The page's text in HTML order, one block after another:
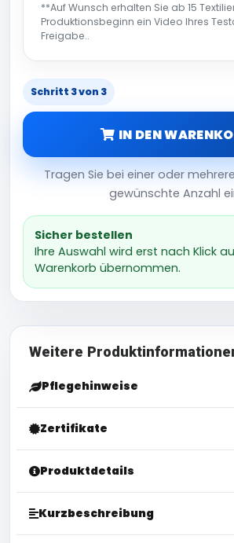
**Auf Wunsch erhalten Sie ab 15
Produktionsbeginn ein Video Ihres
Freigabe..
Schritt 3 von 3
IN DEN
Tragen Sie bei einer oder
gewünschte Anzahl
Sicher bestellen
Ihre Auswahl wird erst nach Klick
Warenkorb übernommen.
Weitere
Pflegehinweise
Zertifikate
Produktdetails
Kurzbeschreibung